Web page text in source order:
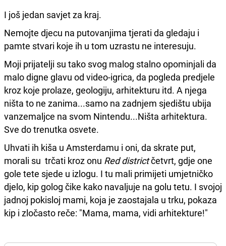
I još jedan savjet za kraj.
Nemojte djecu na putovanjima tjerati da gledaju i
pamte stvari koje ih u tom uzrastu ne interesuju.
Moji prijatelji su tako svog malog stalno opominjali da
malo digne glavu od video-igrica, da pogleda predjele
kroz koje prolaze, geologiju, arhitekturu itd. A njega
ništa to ne zanima...samo na zadnjem sjedištu ubija
vanzemaljce na svom Nintendu...Ništa arhitektura.
Sve do trenutka osvete.
Uhvati ih kiša u Amsterdamu i oni, da skrate put,
morali su trčati kroz onu Red districtčetvrt, gdje one
gole tete sjede u izlogu. I tu mali primijeti umjetničko
djelo, kip golog čike kako navaljuje na golu tetu. I svojoj
jadnoj pokisloj mami, koja je zaostajala u trku, pokaza
kip i zločasto reče: "Mama, mama, vidi arhitekture!"